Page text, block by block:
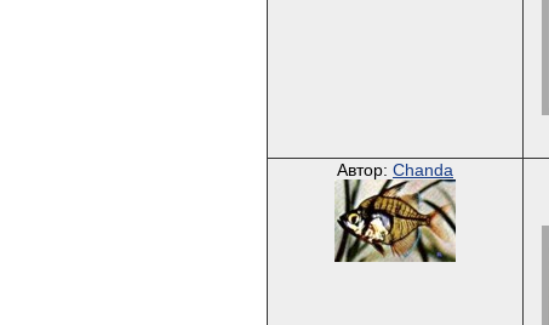
Автор: Chanda